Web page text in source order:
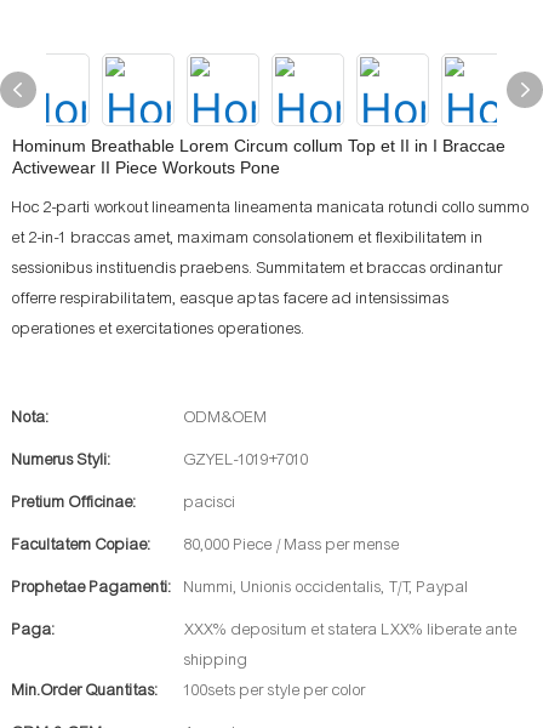
Hominum Breathable Lorem Circum collum Top et II in I Braccae
Activewear II Piece Workouts Pone
Hoc 2-parti workout lineamenta lineamenta manicata rotundi collo summo
et 2-in-1 braccas amet, maximam consolationem et flexibilitatem in
sessionibus instituendis praebens. Summitatem et braccas ordinantur
offerre respirabilitatem, easque aptas facere ad intensissimas
operationes et exercitationes operationes.
Nota: ODM&OEM
Numerus Styli: GZYEL-1019+7010
Pretium Officinae: pacisci
Facultatem Copiae: 80,000 Piece / Mass per mense
Prophetae Pagamenti: Nummi, Unionis occidentalis, T/T, Paypal
Paga:
XXX% depositum et statera LXX% liberate ante
shipping
Min.Order Quantitas:
100sets per style per color